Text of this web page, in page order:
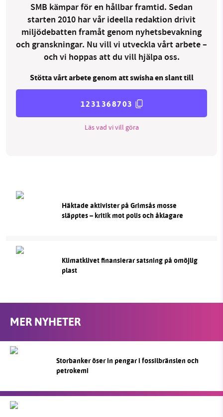
SMB kämpar för en hållbar framtid. Sedan
starten 2010 har vår ideella redaktion drivit
miljödebatten framåt genom nyhetsbevakning
och granskningar. Nu vill vi utveckla vårt arbete –
och vi hoppas att du vill hjälpa oss.
Stötta vårt arbete genom att swisha en slant till
1231368703
Läs vad vi vill göra
Häktade aktivister på Grimsås mosse
släpptes – kritik mot polis och åklagare
Klimatklivet finansierar satsning på omöjlig
plast
MER NYHETER
Storbanker öser in pengar i fossilbränslen och
petrokemi